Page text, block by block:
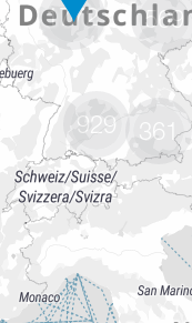
1772
929
569
361